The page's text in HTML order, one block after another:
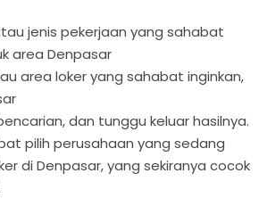
jenis pekerjaan yang sahabat
area Denpasar
area loker yang sahabat inginkan,
dan tunggu keluar hasilnya.
pilih perusahaan yang sedang
di Denpasar, yang sekiranya cocok